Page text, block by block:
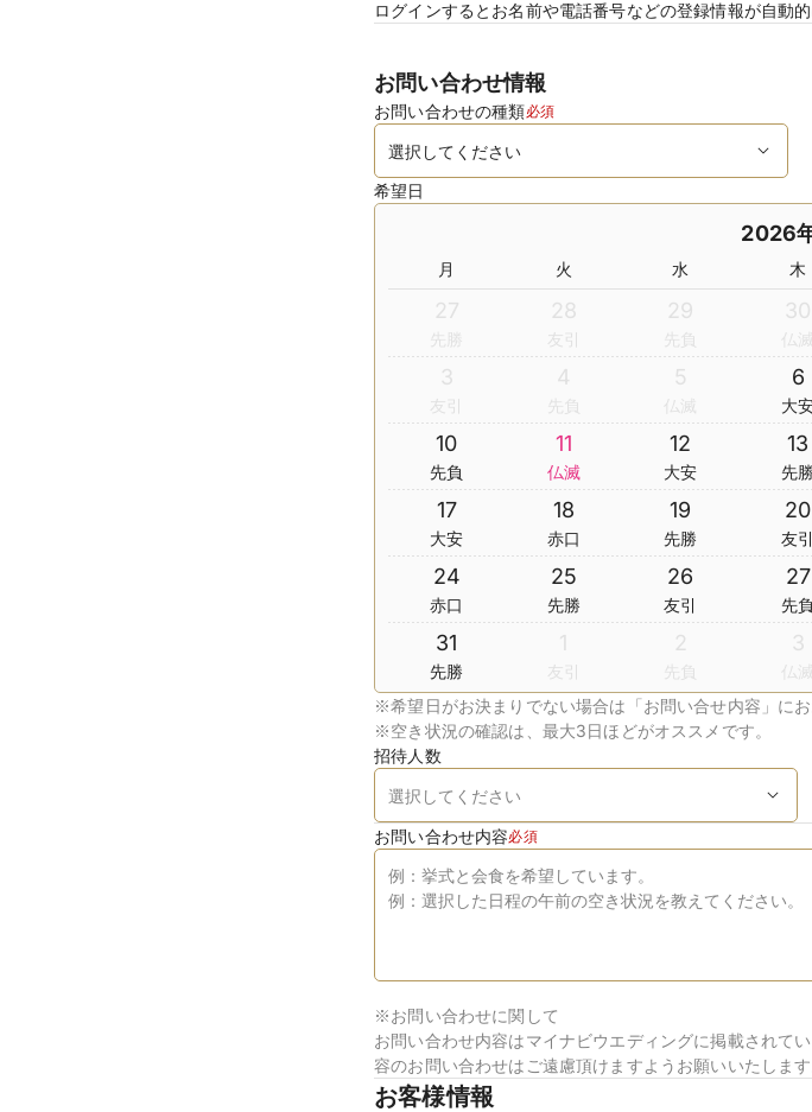
ログインするとお名前や電話番号などの登録情報が自動的
お問い合わせ情報
お問い合わせの種類必須
希望日
2026
月 火 水 木
27
先勝
28
友引
29
先負
30
仏滅
3
友引
4
先負
5
仏滅
6
大
10
先負
11
仏滅
12
大安
13
先勝
17
大安
18
赤口
19
先勝
20
友引
24
赤口
25
先勝
26
友引
27
先負
31
先勝
1
友引
2
先負
3
仏滅
※希望日がお決まりでない場合は「お問い合せ内容」に
※空き状況の確認は、最大3日ほどがオススメです。
招待人数
お問い合わせ内容必須
※お問い合わせに関して
お問い合わせ内容はマイナビウエディングに掲載されて
容のお問い合わせはご遠慮頂けますようお願いいたします
お客様情報